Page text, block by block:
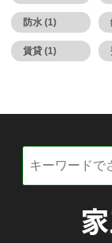
防水 (1)
賃貸 (1)